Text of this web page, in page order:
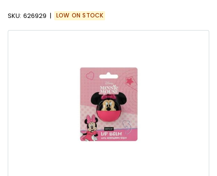
SKU: 626929 LOW ON STOCK